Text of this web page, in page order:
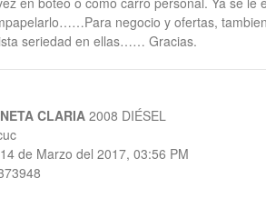
negocio y ofertas,
seriedad en ellas…… Gracias.
CLARIA2008 DIÉSEL
de Marzo del 2017, 03:56 PM